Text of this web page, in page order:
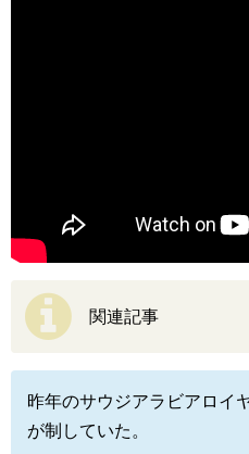
関連記事
昨年のサウジアラビアロイ
が制していた。